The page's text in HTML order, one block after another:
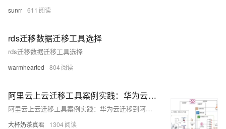
sunrr 611
rds迁移数据迁移工具选择
rds迁移数据迁移工具选择
warmhearted 804
阿里云上云迁移工具案例实践：华为云迁移到阿里云
阿里云上云迁移工具案例实践：华为云迁移到阿里云
大杯奶茶真君 1304